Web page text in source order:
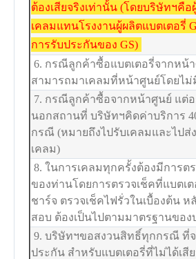
ต้องเสียจริงเท่านั้น (โดยบริษัทฯคื
เคลมแทนโรงงานผู้ผลิตแบตเตอรี่
การรับประกันของ GS)
6. กรณีลูกค้าซื้อแบตเตอรี่จากหน้า
สามารถมาเคลมที่หน้าศูนย์โดยไม่
7. กรณีลูกค้าซื้อจากหน้าศูนย์ แต่อ
นอกสถานที่ บริษัทฯคิดค่าบริการ
กรณี (หมายถึงไปรับเคลมและไปส่
เคลม)
8. ในการเคลมทุกครั้งต้องมีการต
ของท่านโดยการตรวจเช็คที่แบตเต
ชาร์จ ตรวจเช็คไฟรั่วในเบื้องต้น ห
สอบ ต้องเป็นไปตามมาตรฐานของ
9. บริษัทฯขอสงวนสิทธิ์ทุกกรณี ที่จ
ประกัน สำหรับแบตเตอรี่ที่ไม่ได้เสี